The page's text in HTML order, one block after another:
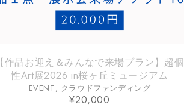
【作品お迎え＆みんなで来場プラン】超個
性Art展2026 in桜ヶ丘ミュージアム
EVENT, クラウドファンディング
¥20,000